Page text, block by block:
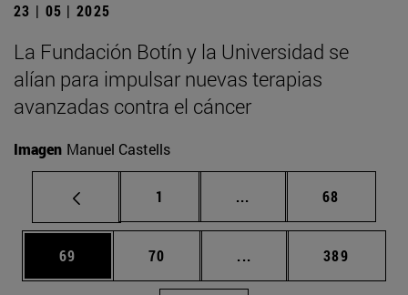
23 | 05 | 2025
La Fundación Botín y la Universidad se
alían para impulsar nuevas terapias
avanzadas contra el cáncer
Imagen Manuel Castells
Página
1 ... Páginas intermedias
Página
68
Página
69 Página
70 ... Páginas intermedias
Página
389